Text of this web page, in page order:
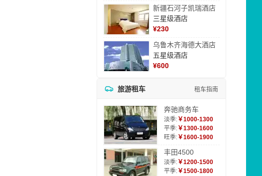
新疆石河子凯瑞酒店
三星级酒店
¥230
乌鲁木齐海德大酒店
五星级酒店
¥600
旅游租车 租车指南
奔驰商务车
淡季:￥1000-1300
平季:￥1300-1600
旺季:￥1600-1900
丰田4500
淡季:￥1200-1500
平季:￥1500-1800